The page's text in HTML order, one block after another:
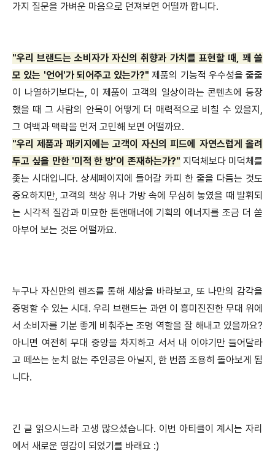
가지 질문을 가벼운 마음으로 던져보면 어떨까 합니다.
"우리 브랜드는 소비자가 자신의 취향과 가치를 표현할 때, 꽤 쓸
모 있는 '언어'가 되어주고 있는가?" 제품의 기능적 우수성을 줄줄
이 나열하기보다는, 이 제품이 고객의 일상이라는 콘텐츠에 등장
했을 때 그 사람의 안목이 어떻게 더 매력적으로 비칠 수 있을지,
그 여백과 맥락을 먼저 고민해 보면 어떨까요.
"우리 제품과 패키지에는 고객이 자신의 피드에 자연스럽게 올려
두고 싶을 만한 '미적 한 방'이 존재하는가?" 지덕체보다 미덕체를
좇는 시대입니다. 상세페이지에 들어갈 카피 한 줄을 다듬는 것도
중요하지만, 고객의 책상 위나 가방 속에 무심히 놓였을 때 발휘되
는 시각적 질감과 미묘한 톤앤매너에 기획의 에너지를 조금 더 쏟
아부어 보는 것은 어떨까요.
누구나 자신만의 렌즈를 통해 세상을 바라보고, 또 나만의 감각을
증명할 수 있는 시대. 우리 브랜드는 과연 이 흥미진진한 무대 위에
서 소비자를 기분 좋게 비춰주는 조명 역할을 잘 해내고 있을까요?
아니면 여전히 무대 중앙을 차지하고 서서 내 이야기만 들어달라
고 떼쓰는 눈치 없는 주인공은 아닐지, 한 번쯤 조용히 돌아보게 됩
니다.
긴 글 읽으시느라 고생 많으셨습니다. 이번 아티클이 계시는 자리
에서 새로운 영감이 되었기를 바래요 :)